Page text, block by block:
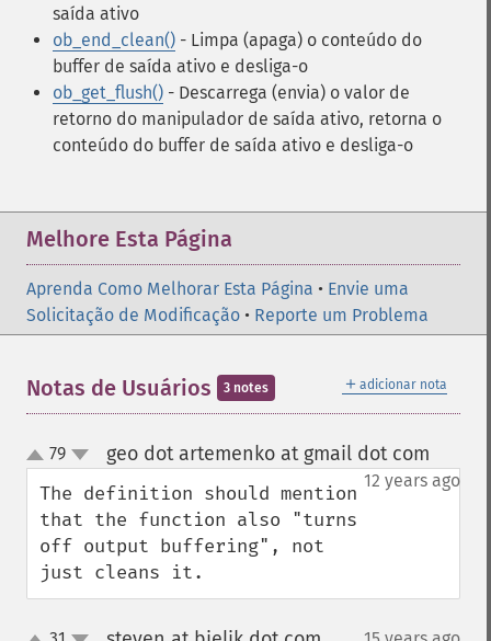
saída ativo
ob_end_clean() - Limpa (apaga) o conteúdo do
buffer de saída ativo e desliga-o
ob_get_flush() - Descarrega (envia) o valor de
retorno do manipulador de saída ativo, retorna o
conteúdo do buffer de saída ativo e desliga-o
Melhore Esta Página
Aprenda Como Melhorar Esta Página • Envie uma
Solicitação de Modificação • Reporte um Problema
＋ adicionar nota
Notas de Usuários 3 notes
up
down
79 geo dot artemenko at gmail dot com
12 years ago
The definition should mention
that the function also "turns
off output buffering", not
just cleans it.